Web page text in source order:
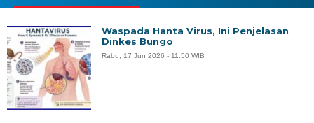
Waspada Hanta Virus, Ini Penjelasan
Dinkes Bungo
Rabu, 17 Jun 2026 - 11:50 WIB